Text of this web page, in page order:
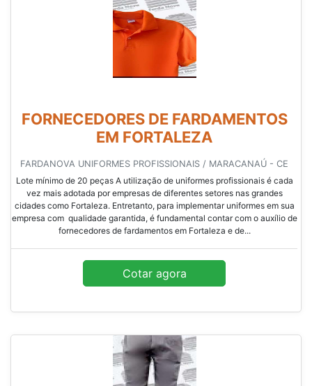
FORNECEDORES DE FARDAMENTOS
EM FORTALEZA
FARDANOVA UNIFORMES PROFISSIONAIS / MARACANAÚ - CE
Lote mínimo de 20 peças A utilização de uniformes profissionais é cada
vez mais adotada por empresas de diferentes setores nas grandes
cidades como Fortaleza. Entretanto, para implementar uniformes em sua
empresa com qualidade garantida, é fundamental contar com o auxílio de
fornecedores de fardamentos em Fortaleza e de...
Cotar agora